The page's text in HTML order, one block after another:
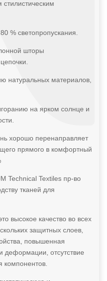
% светопропускания.
шторы
натуральных материалов,
на ярком солнце и
хорошо перенаправляет
прямого в комфортный
Technical Textiles пр-во
тканей для
высокое качество во всех
защитных слоев,
повышенная
деформации, отсутствие
компонентов.